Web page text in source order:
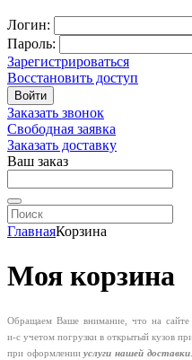
Логин:
Пароль:
Зарегистрироваться
Восстановить доступ
Войти
Заказать звонок
Свободная заявка
Заказать доставку
Ваш заказ
ГлавнаяКорзина
Моя корзина
Обращаем Ваше внимание, что на
и-с учетом погрузки в открытый кузов
при оформленииуслуги нашей доставки